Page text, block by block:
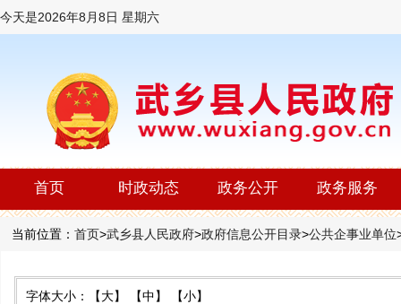
今天是2026年8月8日 星期六
首页 时政动态 政务公开 政务服务
当前位置： 首页>武乡县人民政府>政府信息公开目录>公共企事业单位
字体大小： 【大】 【中】 【小】